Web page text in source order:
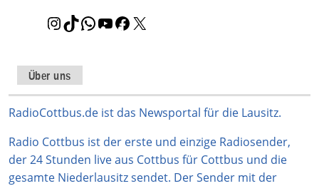
I
t
a
g
a
m
T
o
k
W
s
A
p
Y
u
b
F
b
o
k
Über uns
RadioCottbus.de ist das Newsportal für die Lausitz.
Radio Cottbus ist der erste und einzige Radiosender,
der 24 Stunden live aus Cottbus für Cottbus und die
gesamte Niederlausitz sendet. Der Sender mit der